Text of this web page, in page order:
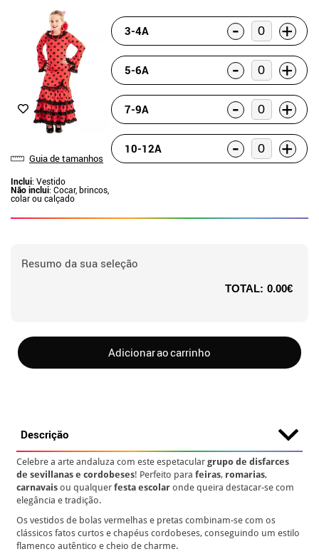
Guia de tamanhos
Inclui: Vestido
Não inclui: Cocar, brincos,
colar ou calçado
3-4A - +
5-6A - +
7-9A - +
10-12A - +
Resumo da sua seleção
TOTAL: 0.00€
Adicionar ao carrinho
Descrição
Celebre a arte andaluza com este espetaculargrupo de disfarces
de sevillanas e cordobeses! Perfeito parafeiras, romarias,
carnavais ou qualquerfesta escolar onde queira destacar-se com
elegância e tradição.
Os vestidos de bolas vermelhas e pretas combinam-se com os
clássicos fatos curtos e chapéus cordobeses, conseguindo um estilo
flamenco autêntico e cheio de charme.